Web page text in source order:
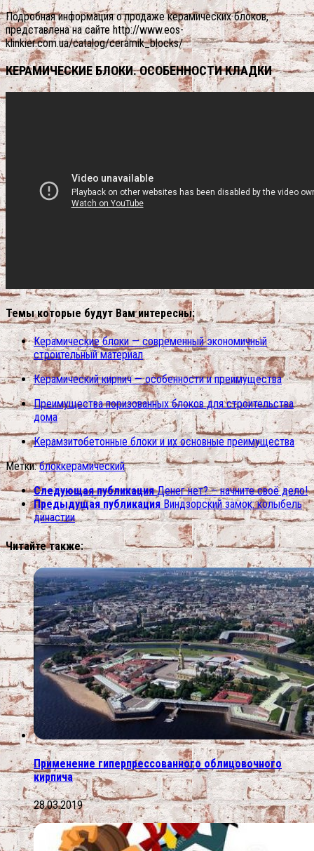
Подробная информация о продаже керамических блоков,
представлена на сайте http://www.eos-
klinkier.com.ua/catalog/ceramik_blocks/
КЕРАМИЧЕСКИЕ БЛОКИ. ОСОБЕННОСТИ КЛАДКИ
Темы которые будут Вам интересны:
Керамические блоки — современный экономичный
строительный материал
Керамический кирпич — особенности и преимущества
Преимущества поризованных блоков для строительства
дома
Керамзитобетонные блоки и их основные преимущества
Метки: блоккерамический
Следующая публикация Денег нет? – начните своё дело!
Предыдущая публикация Виндзорский замок: колыбель
династии
Читайте также:
Применение гиперпрессованного облицовочного
кирпича
28.03.2019